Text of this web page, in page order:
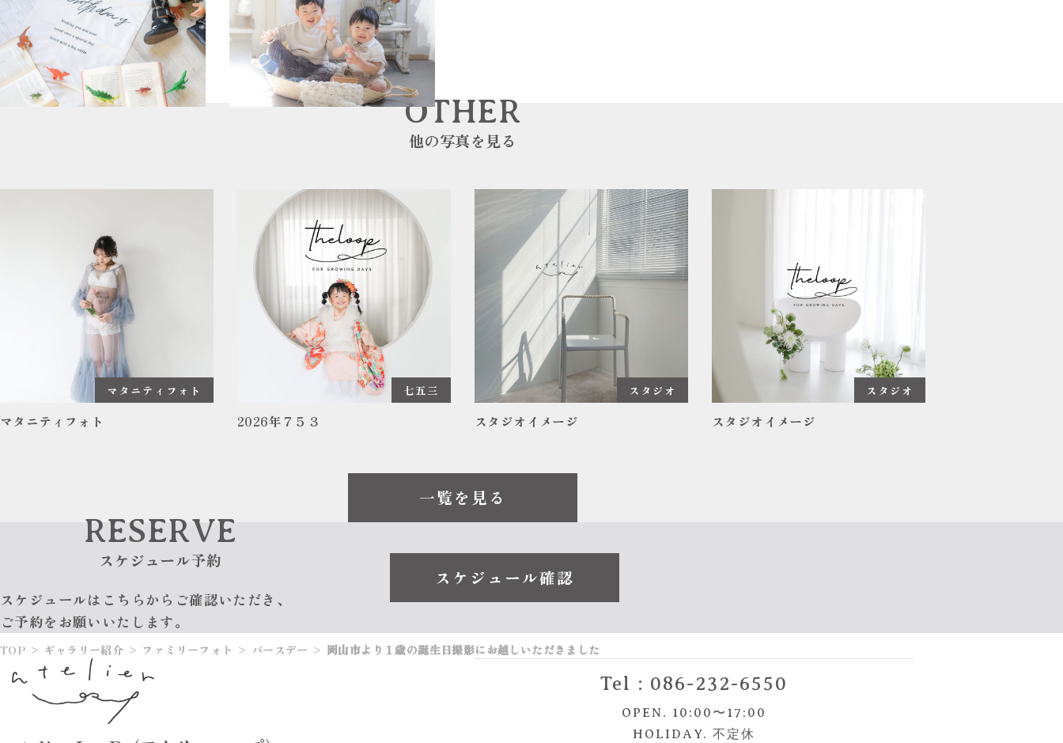
OTHER
他の写真を見る
マタニティフォト
マタニティフォト
七五三
2026年７５３
スタジオ
スタジオイメージ
スタジオ
スタジオイメージ
一覧を見る
RESERVE
スケジュール予約
スケジュールはこちらからご確認いただき、
ご予約をお願いいたします。
スケジュール確認
TOP > ギャラリー紹介 > ファミリーフォト > バースデー > 岡山市より１歳の誕生日撮影にお越しいただきました
Tel : 086-232-6550
OPEN. 10:00〜17:00
HOLIDAY. 不定休